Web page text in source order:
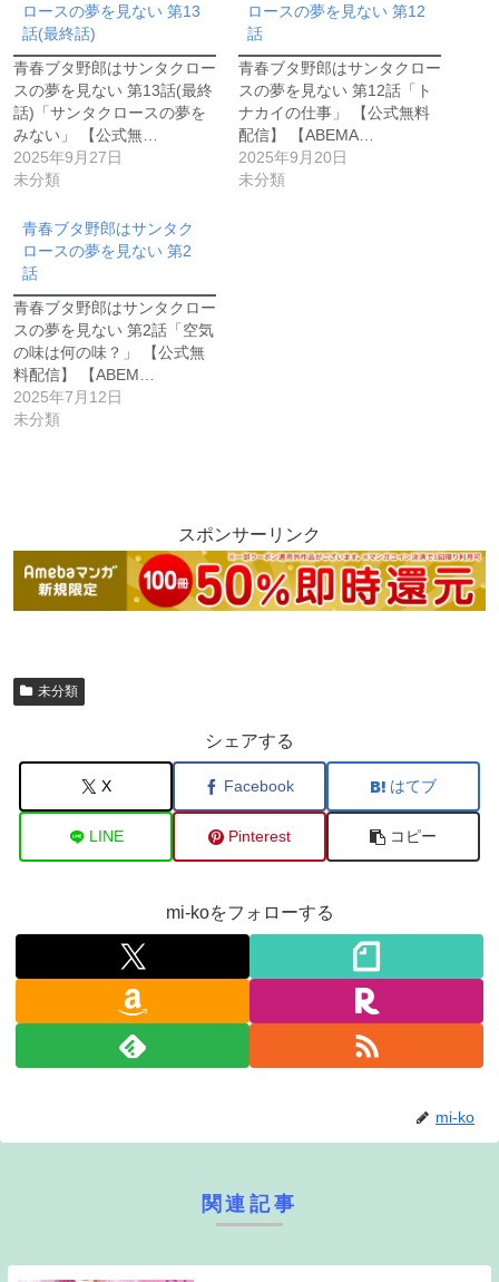
ロースの夢を見ない 第13
話(最終話)
青春ブタ野郎はサンタクロー
スの夢を見ない 第13話(最終
話)「サンタクロースの夢を
みない」 【公式無…
2025年9月27日
未分類
ロースの夢を見ない 第12
話
青春ブタ野郎はサンタクロー
スの夢を見ない 第12話「ト
ナカイの仕事」 【公式無料
配信】 【ABEMA…
2025年9月20日
未分類
青春ブタ野郎はサンタク
ロースの夢を見ない 第2
話
青春ブタ野郎はサンタクロー
スの夢を見ない 第2話「空気
の味は何の味？」 【公式無
料配信】 【ABEM…
2025年7月12日
未分類
スポンサーリンク
未分類
シェアする
X Facebook はてブ
LINE Pinterest コピー
mi-koをフォローする
mi-ko
関連記事